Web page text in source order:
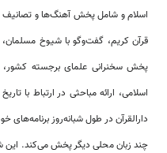
اسلام و شامل پخش آهنگ‌ها و تصانیف
قرآن کریم، گفت‌وگو با شیوخ
پخش سخنرانی علمای برجسته
اسلامی، ارائه مباحثی در ارتباط با تاریخ
دارالقرآن در طول شبانه‌روز برنامه‌های
چند زبان محلی دیگر پخش می‌کند. این